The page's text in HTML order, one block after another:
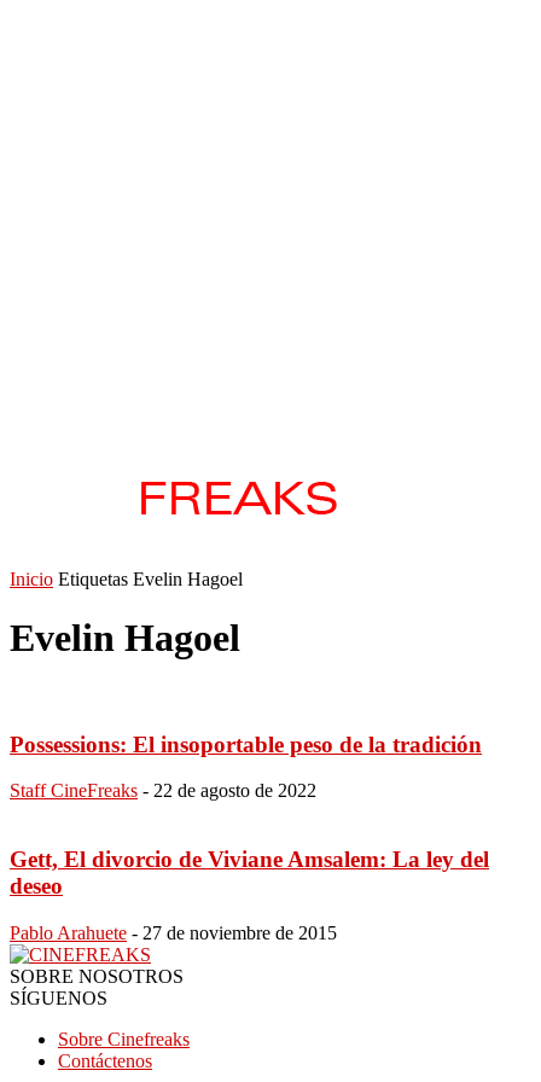
Inicio Etiquetas Evelin Hagoel
Evelin Hagoel
Possessions: El insoportable peso de la tradición
Staff CineFreaks - 22 de agosto de 2022
Gett, El divorcio de Viviane Amsalem: La ley del
deseo
Pablo Arahuete - 27 de noviembre de 2015
SOBRE NOSOTROS
SÍGUENOS
Sobre Cinefreaks
Contáctenos